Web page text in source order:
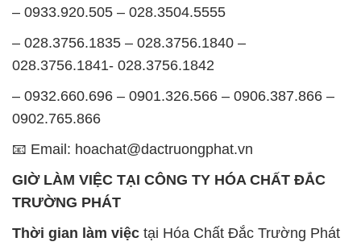
– 0933.920.505 – 028.3504.5555
– 028.3756.1835 – 028.3756.1840 –
028.3756.1841- 028.3756.1842
– 0932.660.696 – 0901.326.566 – 0906.387.866 –
0902.765.866
📧 Email: hoachat@dactruongphat.vn
GIỜ LÀM VIỆC TẠI CÔNG TY HÓA CHẤT ĐẮC
TRƯỜNG PHÁT
Thời gian làm việc tại Hóa Chất Đắc Trường Phát